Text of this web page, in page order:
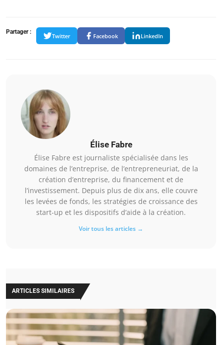
Partager :
Twitter Facebook LinkedIn
Élise Fabre
Élise Fabre est journaliste spécialisée dans les
domaines de l’entreprise, de l’entrepreneuriat, de la
création d’entreprise, du financement et de
l’investissement. Depuis plus de dix ans, elle couvre
les levées de fonds, les stratégies de croissance des
start-up et les dispositifs d’aide à la création.
Voir tous les articles →
ARTICLES SIMILAIRES